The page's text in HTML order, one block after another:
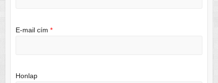
E-mail cím *
Honlap